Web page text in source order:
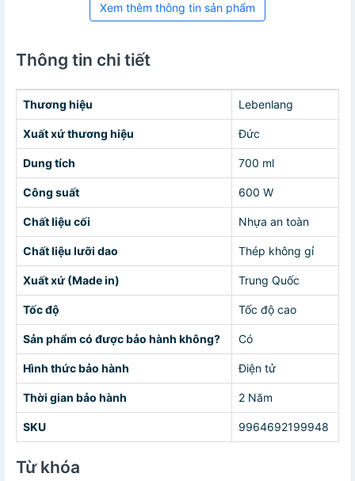
Xem thêm thông tin sản phẩm
Thông tin chi tiết
Thương hiệu Lebenlang
Xuất xứ thương hiệu Đức
Dung tích 700 ml
Công suất 600 W
Chất liệu cối Nhựa an toàn
Chất liệu lưỡi dao Thép không gỉ
Xuất xứ (Made in) Trung Quốc
Tốc độ Tốc độ cao
Sản phẩm có được bảo hành không? Có
Hình thức bảo hành Điện tử
Thời gian bảo hành 2 Năm
SKU 9964692199948
Từ khóa